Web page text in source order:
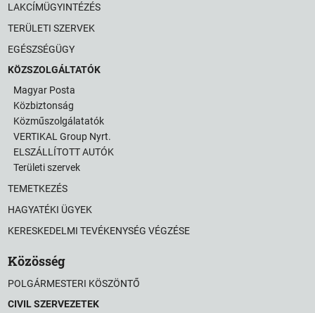
LAKCÍMÜGYINTÉZÉS
TERÜLETI SZERVEK
EGÉSZSÉGÜGY
KÖZSZOLGÁLTATÓK
Magyar Posta
Közbiztonság
Közműszolgálatatók
VERTIKAL Group Nyrt.
ELSZÁLLÍTOTT AUTÓK
Területi szervek
TEMETKEZÉS
HAGYATÉKI ÜGYEK
KERESKEDELMI TEVÉKENYSÉG VÉGZÉSE
Közösség
POLGÁRMESTERI KÖSZÖNTŐ
CIVIL SZERVEZETEK